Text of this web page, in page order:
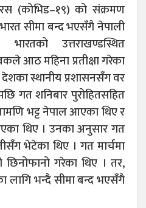
(कोभिड–१९) को संक्रमण
सीमा बन्द भएसँगै नेपाली
उत्तराखण्डस्थित
आठ महिना प्रतीक्षा गरेका
स्थानीय प्रशासनसँग वर
गत शनिबार पुरोहितसहित
भट्ट नेपाल आएका थिए र
थिए । उनका अनुसार गत
भेटेका थिए । गत मार्चमा
छिनोफानो गरेका थिए । तर,
लागि भन्दै सीमा बन्द भएसँगै